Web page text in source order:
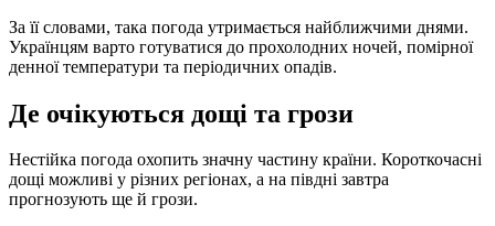
За її словами, така погода утримається найближчими днями.
Українцям варто готуватися до прохолодних ночей, помірної
денної температури та періодичних опадів.
Де очікуються дощі та грози
Нестійка погода охопить значну частину країни. Короткочасні
дощі можливі у різних регіонах, а на півдні завтра
прогнозують ще й грози.